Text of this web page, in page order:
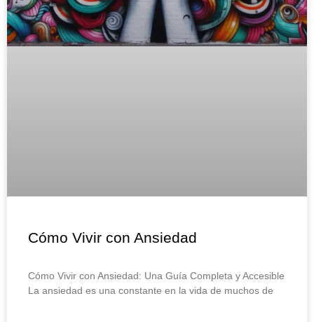
Cómo Vivir con Ansiedad
Cómo Vivir con Ansiedad: Una Guía Completa y Accesible
La ansiedad es una constante en la vida de muchos de